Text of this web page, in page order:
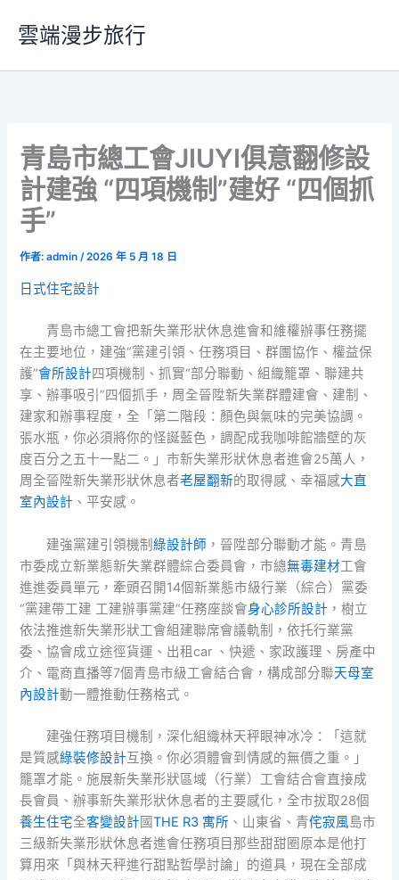
要
雲端漫步旅行
青島市總工會JIUYI俱意翻修設
計建強 “四項機制”建好 “四個抓
手”
作者:admin/2026 年 5 月 18 日
日式住宅設計
青島市總工會把新失業形狀休息進會和維權辦事任務擺
在主要地位，建強“黨建引領、任務項目、群團協作、權益保
護”會所設計四項機制、抓實“部分聯動、組織籠罩、聯建共
享、辦事吸引”四個抓手，周全晉陞新失業群體建會、建制、
建家和辦事程度，全「第二階段：顏色與氣味的完美協調。
張水瓶，你必須將你的怪誕藍色，調配成我咖啡館牆壁的灰
度百分之五十一點二。」市新失業形狀休息者進會25萬人，
周全晉陞新失業形狀休息者老屋翻新的取得感、幸福感大直
室內設計 、平安感。
建強黨建引領機制 綠設計師 ，晉陞部分聯動才能。青島
市委成立新業態新失業群體綜合委員會，市總無毒建材工會
進進委員單元，牽頭召開14個新業態市級行業（綜合）黨委
“黨建帶工建 工建辦事黨建”任務座談會身心診所設計 ，樹立
依法推進新失業形狀工會組建聯席會議軌制，依托行業黨
委、協會成立途徑貨運、出租car 、快遞、家政護理、房產中
介、電商直播等7個青島市級工會結合會，構成部分聯天母室
內設計動一體推動任務格式。
建強任務項目機制，深化組織林天秤眼神冰冷：「這就
是質感綠裝修設計互換。你必須體會到情感的無價之重。」
籠罩才能。施展新失業形狀區域（行業）工會結合會直接成
長會員、辦事新失業形狀休息者的主要感化，全市拔取28個
養生住宅全客變設計國THE R3 寓所 、山東省、青侘寂風島市
三級新失業形狀休息者進會任務項目那些甜甜圈原本是他打
算用來「與林天秤進行甜點哲學討論」的道具，現在全部成